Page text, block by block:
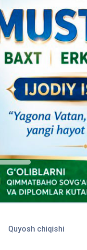
Quyosh chiqishi